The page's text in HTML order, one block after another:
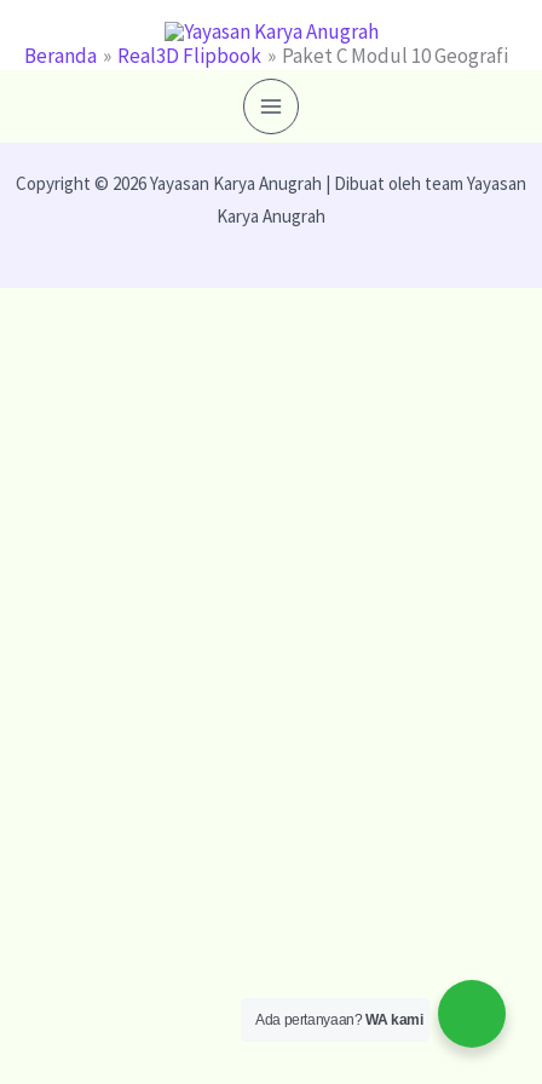
Beranda Real3D Flipbook Paket C Modul 10 Geografi
Copyright © 2026 Yayasan Karya Anugrah | Dibuat oleh team Yayasan
Karya Anugrah
Ada pertanyaan?WA kami